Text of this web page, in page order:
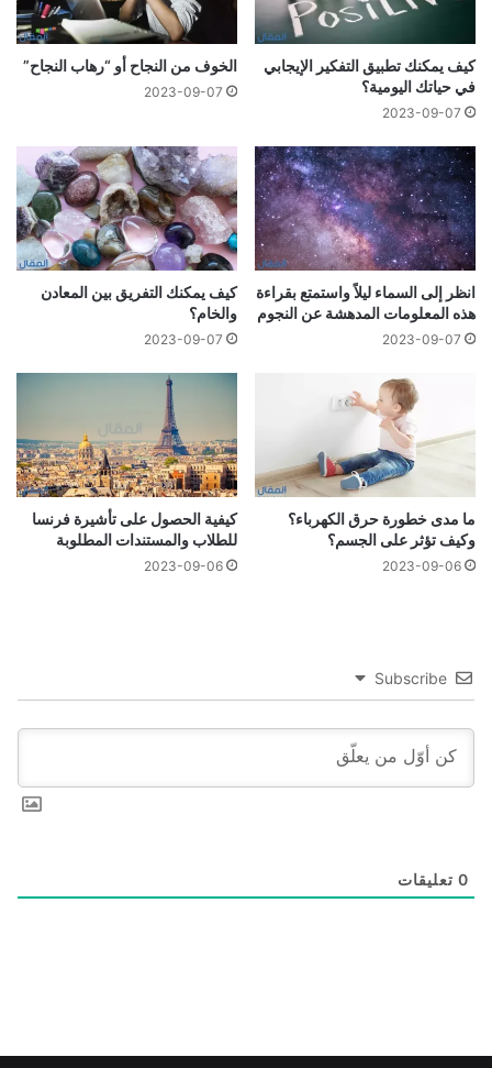
كيف يمكنك تطبيق التفكير الإيجابي
في حياتك اليومية؟
2023-09-07
الخوف من النجاح أو “رهاب النجاح”
2023-09-07
انظر إلى السماء ليلاً واستمتع بقراءة
هذه المعلومات المدهشة عن النجوم
2023-09-07
كيف يمكنك التفريق بين المعادن
والخام؟
2023-09-07
ما مدى خطورة حرق الكهرباء؟
وكيف تؤثر على الجسم؟
2023-09-06
كيفية الحصول على تأشيرة فرنسا
للطلاب والمستندات المطلوبة
2023-09-06
Subscribe
0 تعليقات